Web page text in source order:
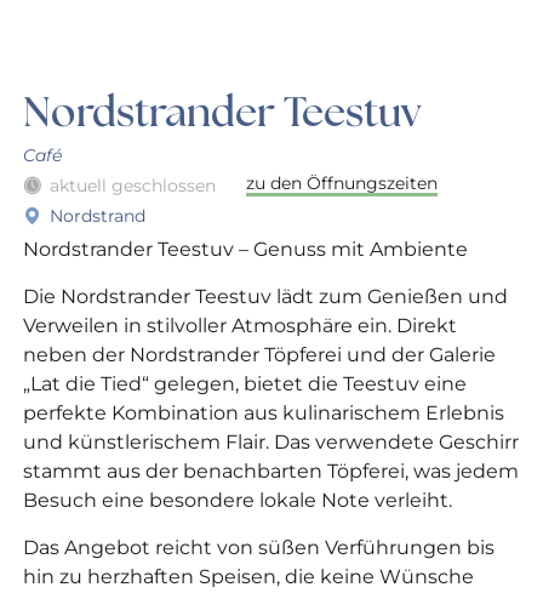
Nordstrander Teestuv
Café
aktuell geschlossen
zu den Öffnungszeiten
Nordstrand
Nordstrander Teestuv – Genuss mit Ambiente
Die Nordstrander Teestuv lädt zum Genießen und
Verweilen in stilvoller Atmosphäre ein. Direkt
neben der Nordstrander Töpferei und der Galerie
„Lat die Tied“ gelegen, bietet die Teestuv eine
perfekte Kombination aus kulinarischem Erlebnis
und künstlerischem Flair. Das verwendete Geschirr
stammt aus der benachbarten Töpferei, was jedem
Besuch eine besondere lokale Note verleiht.
Das Angebot reicht von süßen Verführungen bis
hin zu herzhaften Speisen, die keine Wünsche